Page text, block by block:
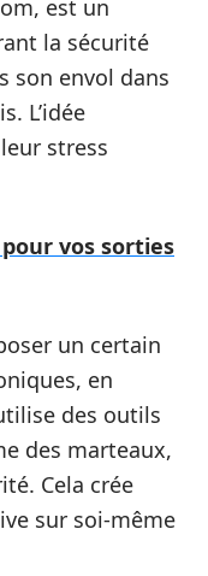
est un
la sécurité
son envol dans
L’idée
stress
vos sorties
un certain
en
des outils
des marteaux,
Cela crée
sur soi-même